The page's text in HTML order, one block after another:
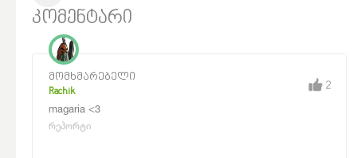
კომენტარი
მომხმარებელი
Rachik
magaria <3
რეპორტი
2